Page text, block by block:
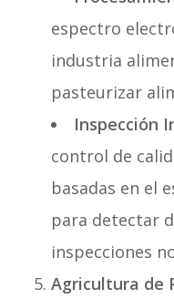
espectro
industria
pasteurizar
Inspección
control de
basadas en el
para detectar
inspecciones
Agricultura de